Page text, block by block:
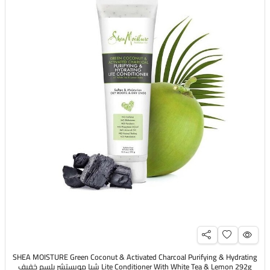
SHEA MOISTURE Green Coconut & Activated Charcoal Purifying & Hydrating
Lite Conditioner With White Tea & Lemon 292g شيا مويستشر بلسم خفيف